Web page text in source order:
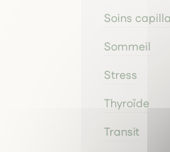
Soins
Sommeil
Stress
Thyroïde
Transit